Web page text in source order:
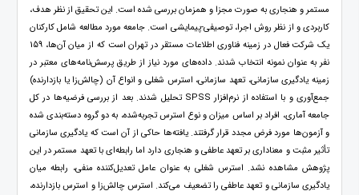
مستمر و هنجاری به صورت مجزا و همزمان بررسی شده است. این تحقیق از نظر هدف،
کاربردی و از نظر روش اجرا، توصیفی-پیمایشی است. جامعه مورد مطالعه شامل کارکنان
یک شرکت فعال در زمینه فناوری اطلاعات مستقر در تهران است که از میان آن‌ها، 159
نفر به عنوان نمونه انتخاب شدند. داده‌های مورد نیاز از طریق پرسش‌نامه‌های معتبر در
زمینه یادگیری سازمانی، تعهد سازمانی، استرس شغلی و انواع آن (چالش‌زا یا بازدارنده)
جمع‌آوری و با استفاده از نرم‌افزار SPSS تحلیل شدند. بعد از بررسی فرضیه‌ها در کل
جامعه آماری،‌ افراد بر اساس میزان و نوع استرس تجربه‌شده،‌ به دو گروه دسته‌بندی شده
و آزمو‌ن‌ها مورد فرض مجدد قرار گرفتند. یافته‌ها حاکی از آن است که یادگیری سازمانی
تأثیر مثبت و معناداری بر تعهد عاطفی و هنجاری دارد اما رابطه‌ای با تعهد مستمر در این
پژوهش مشاهده نشد. استرس شغلی به عنوان عامل تعدیل‌کننده منفی، رابطه میان
یادگیری سازمانی و تعهد عاطفی را تضعیف می‌کند. استرس چالش‌زا و استرس بازدارنده،